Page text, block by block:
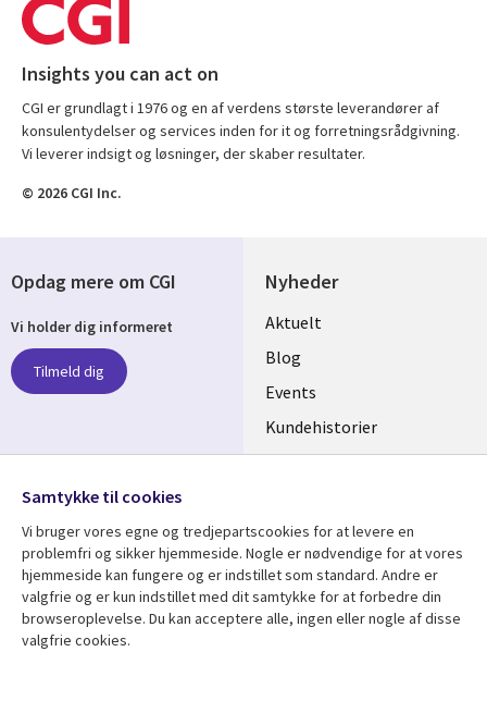
Insights you can act on
CGI er grundlagt i 1976 og en af verdens største leverandører af
konsulentydelser og services inden for it og forretningsrådgivning.
Vi leverer indsigt og løsninger, der skaber resultater.
© 2026 CGI Inc.
Nyheder
Useful
links
DENMARK
Aktuelt
Blog
Events
Kundehistorier
Videoer
Se mere
Library
Artikler
Support
Opdag mere om CGI
Vi holder dig informeret
Tilmeld dig
Media
DENMARK
Samtykke til cookies
Vi bruger vores egne og tredjepartscookies for at levere en
problemfri og sikker hjemmeside. Nogle er nødvendige for at vores
hjemmeside kan fungere og er indstillet som standard. Andre er
valgfrie og er kun indstillet med dit samtykke for at forbedre din
browseroplevelse. Du kan acceptere alle, ingen eller nogle af disse
valgfrie cookies.